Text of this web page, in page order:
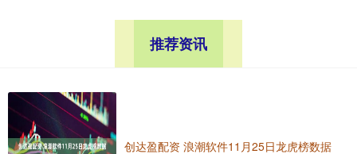
推荐资讯
创达盈配资 浪潮软件11月25日龙虎榜数据